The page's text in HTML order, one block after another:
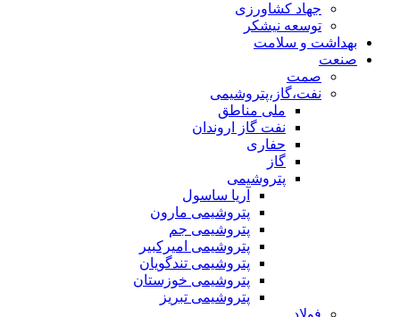
جهاد کشاورزی
توسعه نیشکر
بهداشت و سلامت
صنعت
صمت
نفت،گاز،پتروشیمی
ملی مناطق
نفت گاز اروندان
حفاری
گاز
پتروشیمی
آریا ساسول
پتروشیمی مارون
پتروشیمی جم
پتروشیمی امیرکبیر
پتروشیمی تندگویان
پتروشیمی خوزستان
پتروشیمی تبریز
فولاد